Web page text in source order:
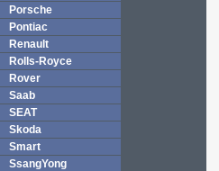
Porsche
Pontiac
Renault
Rolls-Royce
Rover
Saab
SEAT
Skoda
Smart
SsangYong